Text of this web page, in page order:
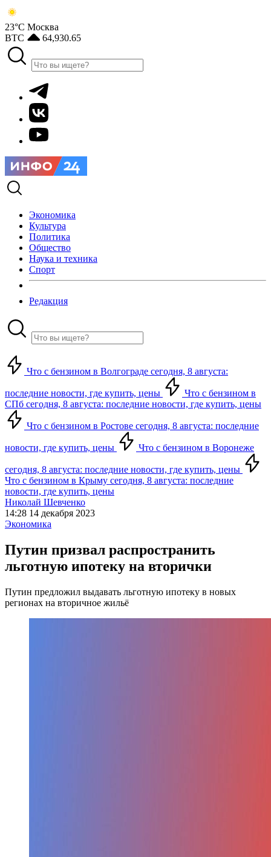
23°С Москва
BTC
64,930.65
Экономика
Культура
Политика
Общество
Наука и техника
Спорт
Редакция
Что с бензином в Волгограде сегодня, 8 августа:
последние новости, где купить, цены
Что с бензином в
СПб сегодня, 8 августа: последние новости, где купить, цены
Что с бензином в Ростове сегодня, 8 августа: последние
новости, где купить, цены Что с бензином в Воронеже
сегодня, 8 августа: последние новости, где купить, цены
Что с бензином в Крыму сегодня, 8 августа: последние
новости, где купить, цены
Николай Шевченко
14:28 14 декабря 2023
Экономика
Путин призвал распространить
льготную ипотеку на вторички
Путин предложил выдавать льготную ипотеку в новых
регионах на вторичное жильё